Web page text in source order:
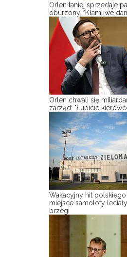
Orlen taniej sprzedaje
oburzony. "Kłamliwe
Orlen chwali się
zarząd: "Łupicie
Wakacyjny hit
miejsce samoloty
brzegi